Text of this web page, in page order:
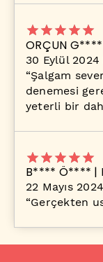
ORÇUN
30 Eylül 2024
“Şalgam
denemesi
yeterli bir
B**** Ö**** |
22 Mayıs
“Gerçekten